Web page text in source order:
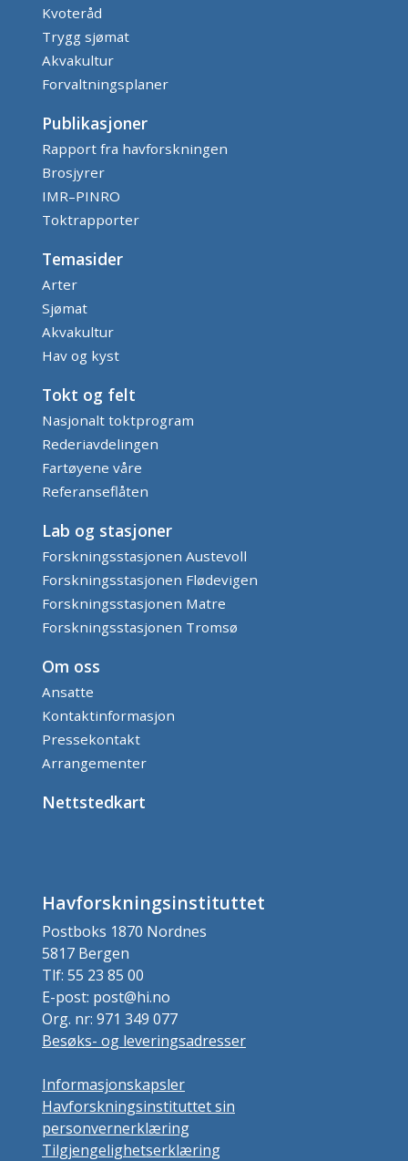
Kvoteråd
Trygg sjømat
Akvakultur
Forvaltningsplaner
Publikasjoner
Rapport fra havforskningen
Brosjyrer
IMR–PINRO
Toktrapporter
Temasider
Arter
Sjømat
Akvakultur
Hav og kyst
Tokt og felt
Nasjonalt toktprogram
Rederiavdelingen
Fartøyene våre
Referanseflåten
Lab og stasjoner
Forskningsstasjonen Austevoll
Forskningsstasjonen Flødevigen
Forskningsstasjonen Matre
Forskningsstasjonen Tromsø
Om oss
Ansatte
Kontaktinformasjon
Pressekontakt
Arrangementer
Nettstedkart
Havforskningsinstituttet
Postboks 1870 Nordnes
5817 Bergen
Tlf: 55 23 85 00
E-post: post@hi.no
Org. nr: 971 349 077
Besøks- og leveringsadresser
Informasjonskapsler
Havforskningsinstituttet sin
personvernerklæring
Tilgjengelighetserklæring